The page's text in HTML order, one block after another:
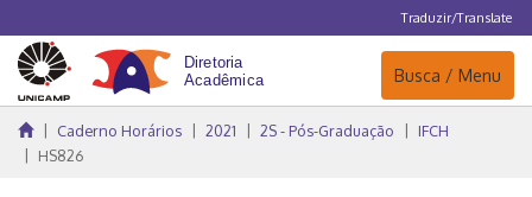
Traduzir/Translate
Navegação
Busca / Menu
Caderno Horários 2021 2S - Pós-Graduação
IFCH
HS826